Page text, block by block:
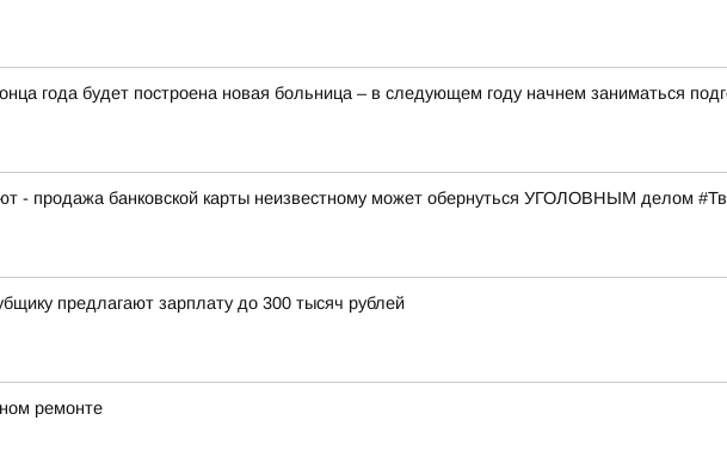
года будет построена новая больница – в следующем году начнем заниматься
- продажа банковской карты неизвестному может обернуться УГОЛОВНЫМ делом
предлагают зарплату до 300 тысяч рублей
ремонте